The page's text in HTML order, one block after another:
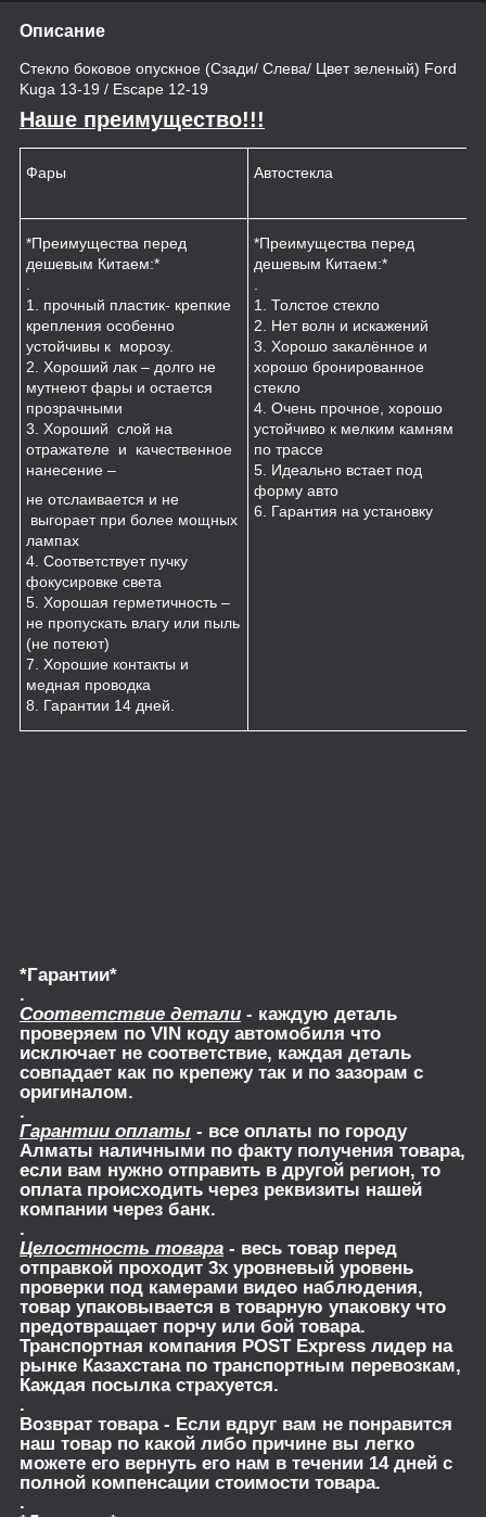
Описание
Стекло боковое опускное (Сзади/ Слева/ Цвет зеленый) Ford
Kuga 13-19 / Escape 12-19
Наше преимущество!!!
Фары Автостекла
*Преимущества перед
дешевым Китаем:*
.
1. прочный пластик- крепкие
крепления особенно
устойчивы к морозу.
2. Хороший лак – долго не
мутнеют фары и остается
прозрачными
3. Хороший слой на
отражателе и качественное
нанесение –
не отслаивается и не
выгорает при более мощных
лампах
4. Соответствует пучку
фокусировке света
5. Хорошая герметичность –
не пропускать влагу или пыль
(не потеют)
7. Хорошие контакты и
медная проводка
8. Гарантии 14 дней.
*Преимущества перед
дешевым Китаем:*
.
1. Толстое стекло
2. Нет волн и искажений
3. Хорошо закалённое и
хорошо бронированное
стекло
4. Очень прочное, хорошо
устойчиво к мелким камням
по трассе
5. Идеально встает под
форму авто
6. Гарантия на установку
*Гарантии*
.
Соответствие детали - каждую деталь
проверяем по VIN коду автомобиля что
исключает не соответствие, каждая деталь
совпадает как по крепежу так и по зазорам с
оригиналом.
.
Гарантии оплаты - все оплаты по городу
Алматы наличными по факту получения товара,
если вам нужно отправить в другой регион, то
оплата происходить через реквизиты нашей
компании через банк.
.
Целостность товара - весь товар перед
отправкой проходит 3х уровневый уровень
проверки под камерами видео наблюдения,
товар упаковывается в товарную упаковку что
предотвращает порчу или бой товара.
Транспортная компания POST Express лидер на
рынке Казахстана по транспортным перевозкам,
Каждая посылка страхуется.
.
Возврат товара- Если вдруг вам не понравится
наш товар по какой либо причине вы легко
можете его вернуть его нам в течении 14 дней с
полной компенсации стоимости товара.
.